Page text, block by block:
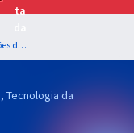
SUSEP - Superintendência de Seguros Privados - Noções de Lógica e Estatística para Todos os Cargos de Analista Técnico - Professor: Josimar Padilha
Tecnologia da